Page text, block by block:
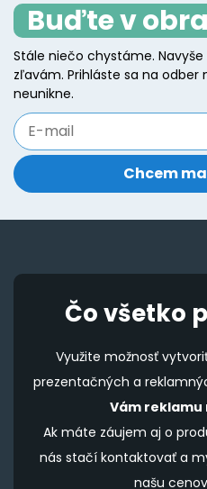
Buďte v
Stále niečo chystáme.
zľavám. Prihláste sa na odber
neunikne.
Čo všetko
Využite možnosť
prezentačných a
Vám
Ak máte záujem aj o
nás stačí kontaktovať a
našu